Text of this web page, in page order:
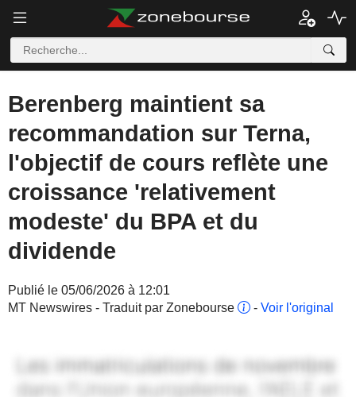
Berenberg maintient sa
recommandation sur Terna,
l'objectif de cours reflète une
croissance 'relativement
modeste' du BPA et du
dividende
Publié le 05/06/2026 à 12:01
MT Newswires - Traduit par Zonebourse
- Voir l'original